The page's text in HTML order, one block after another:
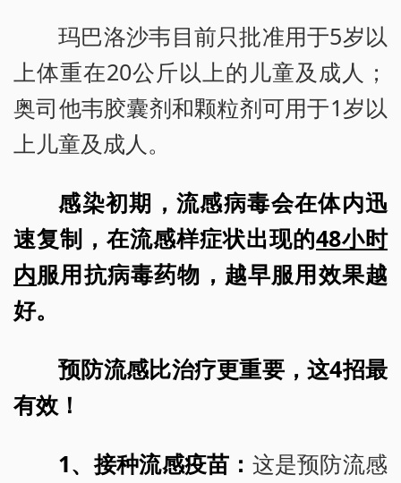
玛巴洛沙韦目前只批准用于5岁以
上体重在20公斤以上的儿童及成人；
奥司他韦胶囊剂和颗粒剂可用于1岁以
上儿童及成人。
感染初期，流感病毒会在体内迅
速复制，在流感样症状出现的48小时
内服用抗病毒药物，越早服用效果越
好。
预防流感比治疗更重要，这4招最
有效！
1、接种流感疫苗： 这是预防流感